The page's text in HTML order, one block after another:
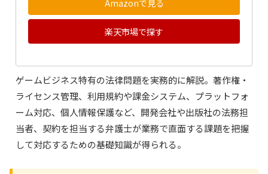
Amazonで見る
楽天市場で探す
ゲームビジネス特有の法律問題を実務的に解説。著作権・
ライセンス管理、利用規約や課金システム、プラットフォ
ーム対応、個人情報保護など、開発会社や出版社の法務担
当者、契約を担当する弁護士が業務で直面する課題を把握
して対応するための基礎知識が得られる。